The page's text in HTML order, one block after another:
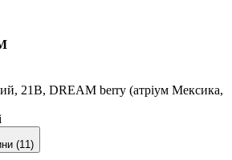
21В, DREAM berry (атріум Мексика,
(11)